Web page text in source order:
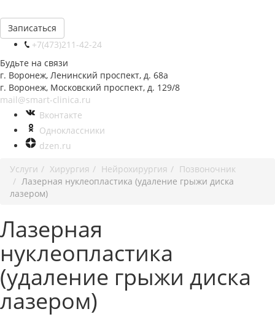
Записаться
+7(473)211-42-24
Будьте на связи
г. Воронеж, Ленинский проспект, д. 68а
г. Воронеж, Московский проспект, д. 129/8
mail@smart-clinica.ru
Вконтакте
Одноклассники
dzen.ru
Услуги
Хирургия Нейрохирургия
Позвоночник
Лазерная нуклеопластика (удаление грыжи диска
лазером)
Лазерная
нуклеопластика
(удаление грыжи диска
лазером)